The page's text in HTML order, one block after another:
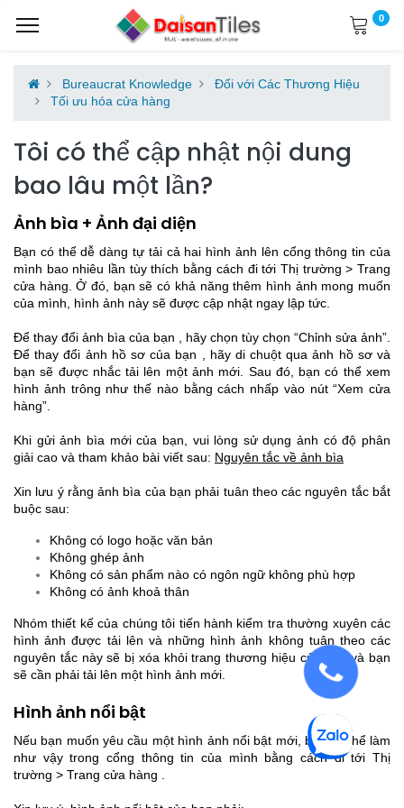
0
Bureaucrat Knowledge
Đối với Các Thương Hiệu
Tối ưu hóa cửa hàng
Tôi có thể cập nhật nội dung
bao lâu một lần?
Ảnh bìa + Ảnh đại diện
Bạn có thể dễ dàng tự tải cả hai hình ảnh lên cổng thông tin của
mình bao nhiêu lần tùy thích bằng cách đi tới Thị trường > Trang
cửa hàng. Ở đó, bạn sẽ có khả năng thêm hình ảnh mong muốn
của mình, hình ảnh này sẽ được cập nhật ngay lập tức.
Để thay đổi ảnh bìa của bạn , hãy chọn tùy chọn “Chỉnh sửa ảnh”.
Để thay đổi ảnh hồ sơ của bạn , hãy di chuột qua ảnh hồ sơ và
bạn sẽ được nhắc tải lên một ảnh mới. Sau đó, bạn có thể xem
hình ảnh trông như thế nào bằng cách nhấp vào nút “Xem cửa
hàng”.
Khi gửi ảnh bìa mới của bạn, vui lòng sử dụng ảnh có độ phân
giải cao và tham khảo bài viết sau: Nguyên tắc về ảnh bìa
Xin lưu ý rằng ảnh bìa của bạn phải tuân theo các nguyên tắc bắt
buộc sau:
Không có logo hoặc văn bản
Không ghép ảnh
Không có sản phẩm nào có ngôn ngữ không phù hợp
Không có ảnh khoả thân
Nhóm thiết kế của chúng tôi tiến hành kiểm tra thường xuyên các
hình ảnh được tải lên và những hình ảnh không tuân theo các
nguyên tắc này sẽ bị xóa khỏi trang thương hiệu của bạn và bạn
sẽ cần phải tải lên một hình ảnh mới.
Hình ảnh nổi bật
Nếu bạn muốn yêu cầu một hình ảnh nổi bật mới, bạn có thể làm
như vậy trong cổng thông tin của mình bằng cách đi tới Thị
trường > Trang cửa hàng .